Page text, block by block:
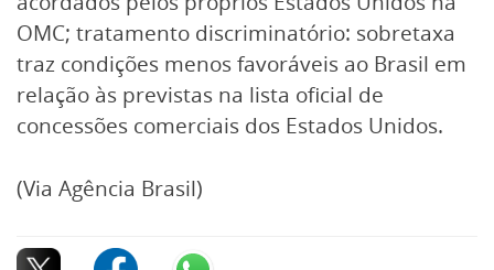
OMC; tratamento discriminatório: sobretaxa
traz condições menos favoráveis ao Brasil em
relação às previstas na lista oficial de
concessões comerciais dos Estados Unidos.
(Via Agência Brasil)